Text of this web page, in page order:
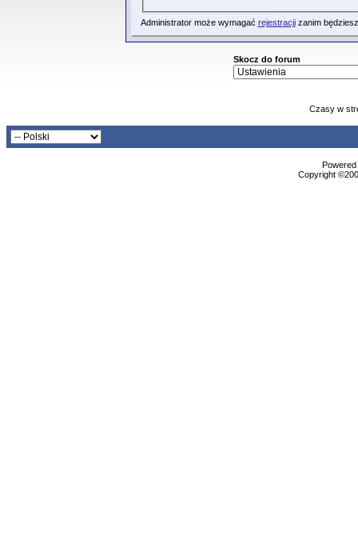
Administrator może wymagać rejestracjizanim
Skocz do forum
Czasy w
Copyright